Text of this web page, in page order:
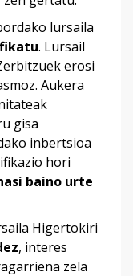
lursaila
. Lursail
erosi
Aukera
gisa
inbertsioa
hori
baino urte
Higertokiri
, interes
zela